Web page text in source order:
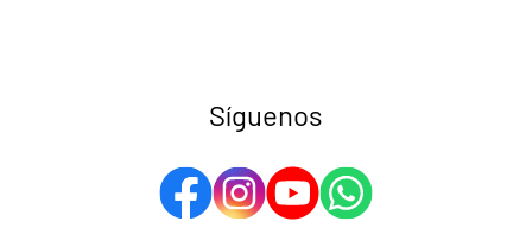
Síguenos